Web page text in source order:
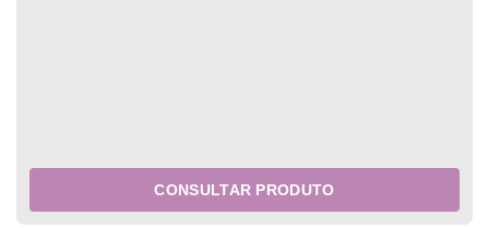
CONSULTAR PRODUTO